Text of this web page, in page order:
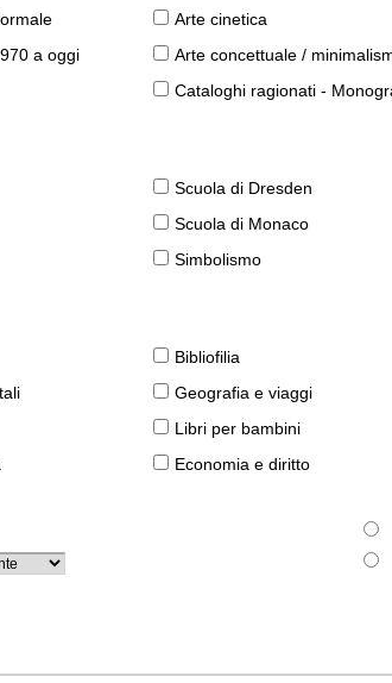
Arte cinetica
a oggi
Arte concettuale /
Cataloghi ragionati -
Scuola di Dresden
Scuola di Monaco
Simbolismo
Bibliofilia
Geografia e viaggi
Libri per bambini
Economia e diritto